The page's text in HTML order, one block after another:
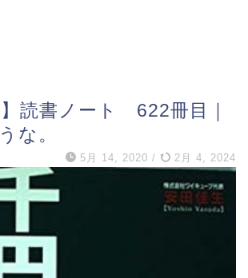
】読書ノート 622冊目｜
な。
5月 14, 2020 / 2月 4, 2024